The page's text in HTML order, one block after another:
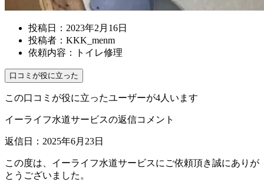
投稿日： 2023年2月16日
投稿者： KKK_menm
依頼内容：
トイレ修理
口コミが役に立った
この口コミが役に立ったユーザーが4人います
イーライフ水道サービスの返信コメント
返信日：2025年6月23日
この度は、イーライフ水道サービスにご依頼頂き誠にありが
とうございました。